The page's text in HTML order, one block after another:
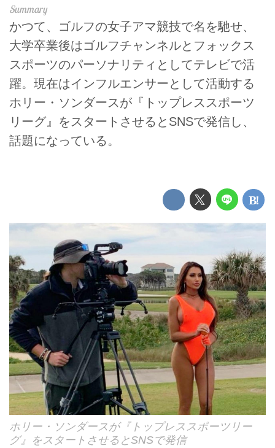
かつて、ゴルフの女子アマ競技で名を馳せ、
大学卒業後はゴルフチャンネルとフォックス
スポーツのパーソナリティとしてテレビで活
躍。現在はインフルエンサーとして活動する
ホリー・ソンダースが『トップレススポーツ
リーグ』をスタートさせるとSNSで発信し、
話題になっている。
ホリー・ソンダースが『トップレススポーツリー
グ』をスタートさせるとSNSで発信